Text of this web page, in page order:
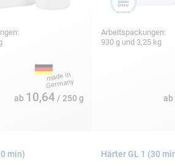
ab 10,64/ 250 g
Arbeitspackungen:
930 g und 3,25 kg
ab
min) Härter GL 1 (30